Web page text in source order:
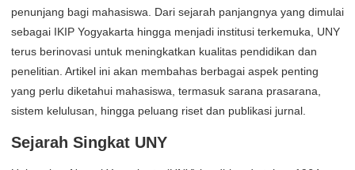
penunjang bagi mahasiswa. Dari sejarah panjangnya yang dimulai
sebagai IKIP Yogyakarta hingga menjadi institusi terkemuka, UNY
terus berinovasi untuk meningkatkan kualitas pendidikan dan
penelitian. Artikel ini akan membahas berbagai aspek penting
yang perlu diketahui mahasiswa, termasuk sarana prasarana,
sistem kelulusan, hingga peluang riset dan publikasi jurnal.
Sejarah Singkat UNY